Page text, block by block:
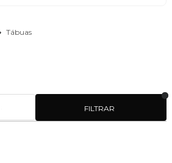
Tábuas
FILTRAR